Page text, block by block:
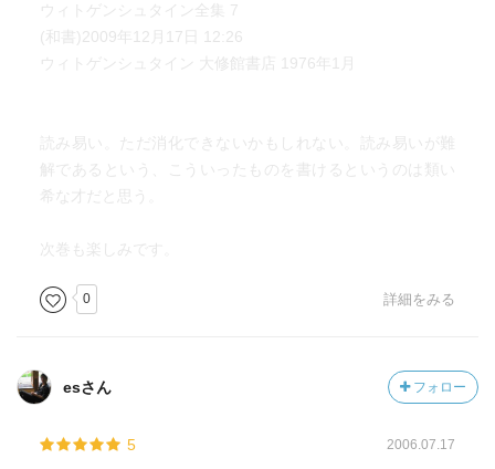
ウィトゲンシュタイン全集 7
(和書)2009年12月17日 12:26
ウィトゲンシュタイン 大修館書店 1976年1月
読み易い。ただ消化できないかもしれない。読み易いが難
解であるという、こういったものを書けるというのは類い
希な才だと思う。
次巻も楽しみです。
0 詳細をみる
esさん フォロー
5 2006.07.17